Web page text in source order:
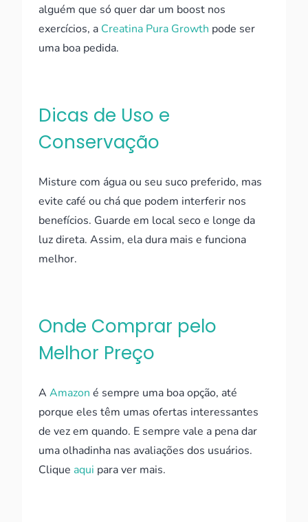
alguém que só quer dar um boost nos
exercícios, a Creatina Pura Growth pode ser
uma boa pedida.
Dicas de Uso e
Conservação
Misture com água ou seu suco preferido, mas
evite café ou chá que podem interferir nos
benefícios. Guarde em local seco e longe da
luz direta. Assim, ela dura mais e funciona
melhor.
Onde Comprar pelo
Melhor Preço
A Amazon é sempre uma boa opção, até
porque eles têm umas ofertas interessantes
de vez em quando. E sempre vale a pena dar
uma olhadinha nas avaliações dos usuários.
Clique aqui para ver mais.